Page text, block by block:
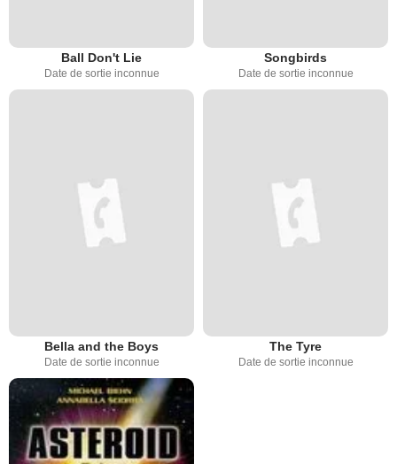
Ball Don't Lie
Date de sortie inconnue
Songbirds
Date de sortie inconnue
Bella and the Boys
Date de sortie inconnue
The Tyre
Date de sortie inconnue